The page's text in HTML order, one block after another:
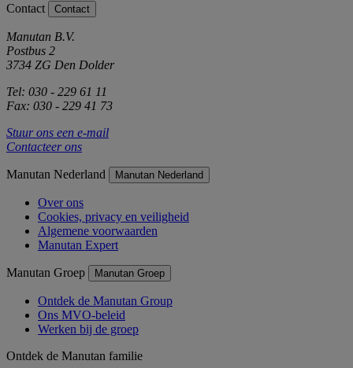
Contact Contact
Manutan B.V.
Postbus 2
3734 ZG Den Dolder
Tel: 030 - 229 61 11
Fax: 030 - 229 41 73
Stuur ons een e-mail
Contacteer ons
Manutan Nederland Manutan Nederland
Over ons
Cookies, privacy en veiligheid
Algemene voorwaarden
Manutan Expert
Manutan Groep Manutan Groep
Ontdek de Manutan Group
Ons MVO-beleid
Werken bij de groep
Ontdek de Manutan familie